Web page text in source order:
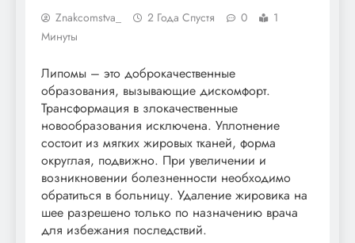
Znakcomstva_ 2 Года Спустя 0
1
Минуты
Липомы – это доброкачественные
образования, вызывающие дискомфорт.
Трансформация в злокачественные
новообразования исключена. Уплотнение
состоит из мягких жировых тканей, форма
округлая, подвижно. При увеличении и
возникновении болезненности необходимо
обратиться в больницу. Удаление жировика на
шее разрешено только по назначению врача
для избежания последствий.